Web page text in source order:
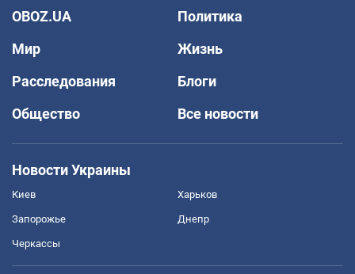
OBOZ.UA
Политика
Мир
Жизнь
Расследования
Блоги
Общество
Все новости
Новости Украины
Киев Харьков
Запорожье Днепр
Черкассы